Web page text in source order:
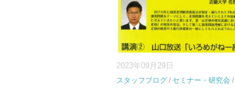
2023年09月29日
スタッフブログ/ セミナー・研究会/